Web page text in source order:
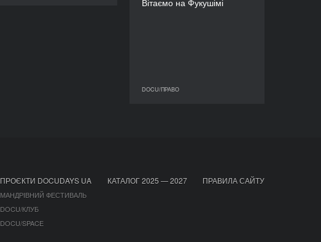
Вітаємо на Фукушімі
DOCU/ПРАВО
ПРОЄКТИ DOCUDAYS UA
МАНДРІВНИЙ ФЕСТИВАЛЬ
DOCU/КЛУБ
DOCU/SPACE
КАТАЛОГ 2025 — 2027 ПРАВИЛА САЙТУ